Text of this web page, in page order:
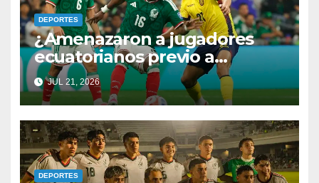
DEPORTES
¿Amenazaron a jugadores
ecuatorianos previo a
enfrentar a México? Por fin
rompen el silencio
JUL 21, 2026
DEPORTES